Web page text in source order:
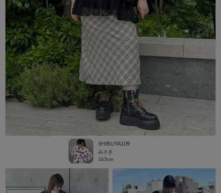
SHIBUYA109
みさき
163cm